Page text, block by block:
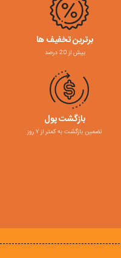
برترین تخفیف ها
بیش از 20 درصد
بازگشت پول
تضمین بازگشت به کمتر از ۷ روز